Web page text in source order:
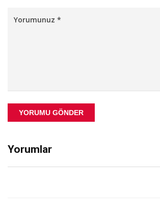
YORUMU GÖNDER
Yorumlar